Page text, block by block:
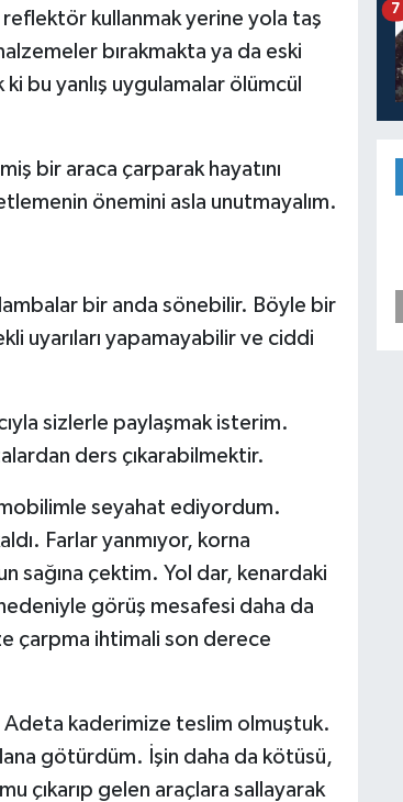
reflektör kullanmak yerine yola taş
bırakmakta ya da eski
bu yanlış uygulamalar ölümcül
bir araca çarparak hayatını
önemini asla unutmayalım.
bir anda sönebilir. Böyle bir
uyarıları yapamayabilir ve ciddi
sizlerle paylaşmak isterim.
ders çıkarabilmektir.
seyahat ediyordum.
Farlar yanmıyor, korna
sağına çektim. Yol dar, kenardaki
görüş mesafesi daha da
çarpma ihtimali son derece
Adeta kaderimize teslim olmuştuk.
götürdüm. İşin daha da kötüsü,
çıkarıp gelen araçlara sallayarak
7